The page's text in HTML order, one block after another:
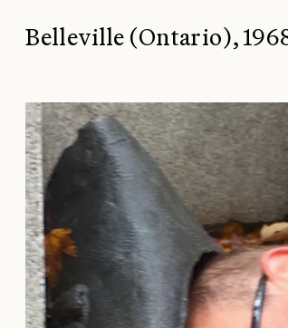
Belleville (Ontario),